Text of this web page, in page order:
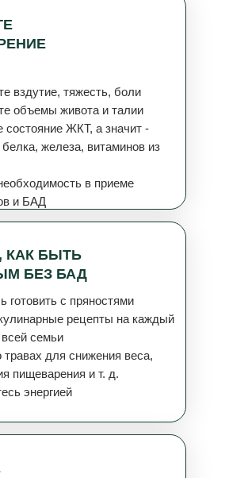
вздутие, тяжесть, боли
объемы живота и талии
состояние ЖКТ, а значит -
железа, витаминов из
в приеме
и БАД
КАК БЫТЬ
БЕЗ БАД
готовить с пряностями
рецепты на каждый
семьи
травах для снижения веса,
пищеварения и т. д.
энергией